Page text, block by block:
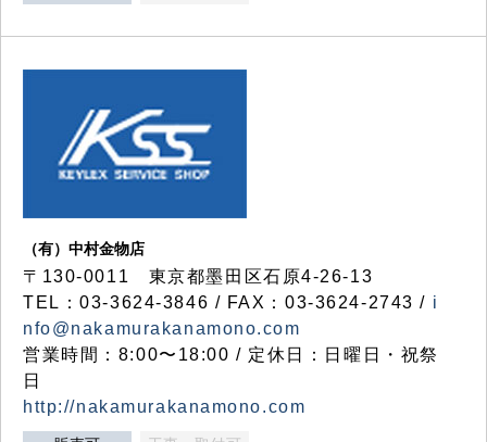
（有）中村金物店
〒130-0011 東京都墨田区石原4-26-13
TEL：03-3624-3846 / FAX：03-3624-2743 / i
nfo@nakamurakanamono.com
営業時間：8:00〜18:00 / 定休日：日曜日・祝祭
日
http://nakamurakanamono.com